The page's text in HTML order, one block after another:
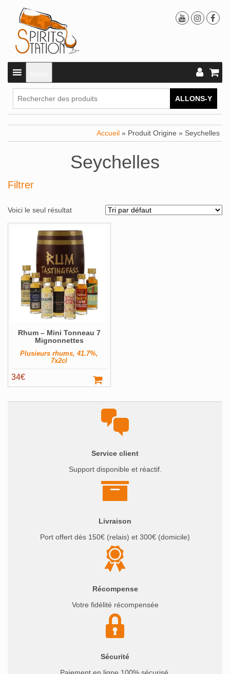
ALLONS-Y
Accueil » Produit Origine » Seychelles
Seychelles
Filtrer
Bouteilles originales
Calendrier de l'avent
Coffrets Cadeau
Magnums et +
Producteur
Volume
Voici le seul résultat
Rhum – Mini Tonneau 7
Mignonnettes
Plusieurs rhums, 41.7%,
7x2cl
34€
Service client
Support disponible et réactif.
Livraison
Port offert dès 150€ (relais) et 300€ (domicile)
Récompense
Votre fidélité récompensée
Sécurité